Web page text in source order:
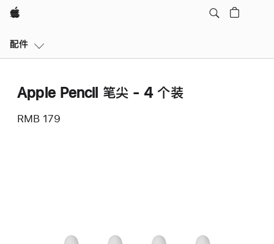
Apple
配件
Apple Pencil 笔尖 - 4 个装
RMB 179